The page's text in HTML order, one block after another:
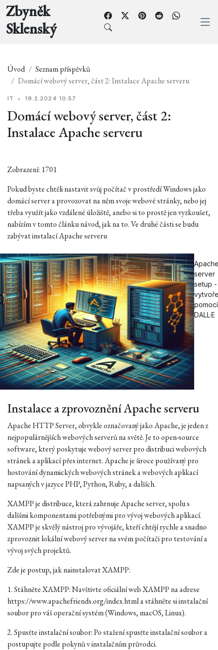
Zbyněk
Sklenský
Úvod
Seznam příspěvků
Domácí webový server, část 2: Instalace Apache serveru
IT • 19.2.2024 10:57
Domácí webový server, část 2:
Instalace Apache serveru
Zobrazení: 1701
Pokud byste chtěli nastavit svůj počítač v prostředí Windows jako
domácí server a provozovat na něm svoje webové stránky, nebo jej
třeba využít jako vzdálené úložiště, anebo si to prostě jen vyzkoušet,
nabízím v tomto článku návod, jak na to. Ve druhé části se budu
zabývat instalací Apache serveru
server
setup -
pomocí
DALL·E
Instalace a zprovoznění Apache serveru
Apache HTTP Server, obvykle označovaný jako Apache, je jeden z
nejpopulárnějších webových serverů na světě. Je to open-source
software, který poskytuje webový server pro distribuci webových
stránek a aplikací přes internet. Apache je široce používaný pro
hostování dynamických webových stránek a webových aplikací
napsaných v jazyce PHP, Python, Ruby, a dalších.
XAMPP je distribuce, která zahrnuje Apache server, spolu s
dalšími komponentami potřebnými pro vývoj webových aplikací.
XAMPP je skvělý nástroj pro vývojáře, kteří chtějí rychle a snadno
zprovoznit lokální webový server na svém počítači pro testování a
vývoj svých projektů.
Zde je postup, jak nainstalovat XAMPP:
1. Stáhněte XAMPP: Navštivte oficiální web XAMPP na adrese
https://www.apachefriends.org/index.htmla stáhněte si instalační
soubor pro váš operační systém (Windows, macOS, Linux).
2. Spusťte instalační soubor: Po stažení spusťte instalační soubor a
postupujte podle pokynů v instalačním průvodci.